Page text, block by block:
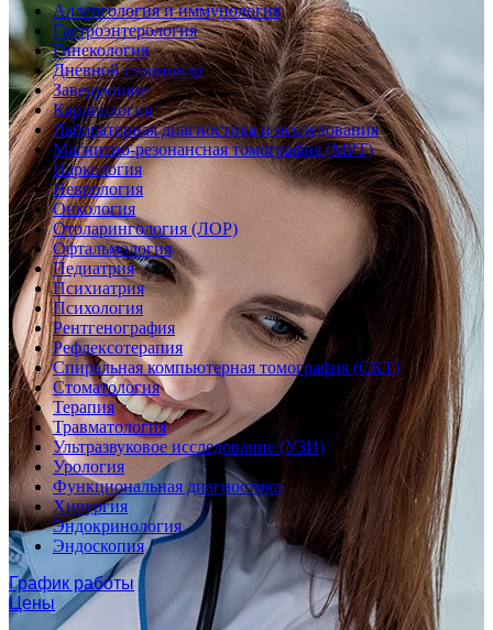
Аллергология и иммунология
Гастроэнтерология
Гинекология
Дневной стационар
Заведующие
Кардиология
Лабораторная диагностика и исследования
Магнитно-резонансная томография (МРТ)
Наркология
Неврология
Онкология
Отоларингология (ЛОР)
Офтальмология
Педиатрия
Психиатрия
Психология
Рентгенография
Рефлексотерапия
Спиральная компьютерная томография (СКТ)
Стоматология
Терапия
Травматология
Ультразвуковое исследование (УЗИ)
Урология
Функциональная диагностика
Хирургия
Эндокринология
Эндоскопия
График работы
Цены